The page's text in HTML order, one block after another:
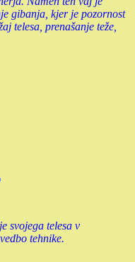
gibanja, kjer je pozornost
telesa, prenašanje teže,
svojega telesa v
tehnike.